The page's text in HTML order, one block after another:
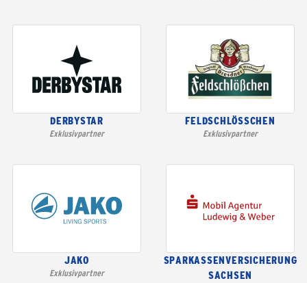
DERBYSTAR
Exklusivpartner
FELDSCHLÖSSCHEN
Exklusivpartner
JAKO
Exklusivpartner
SPARKASSENVERSICHERUNG
SACHSEN